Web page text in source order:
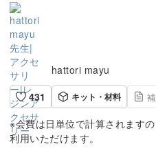
hattori mayu
431
キット・材料
※会費は日単位で計算されます
利用いただけます。